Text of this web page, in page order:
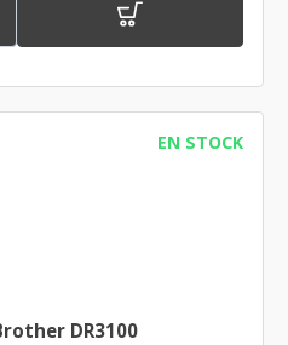
EN STOCK
DR3100